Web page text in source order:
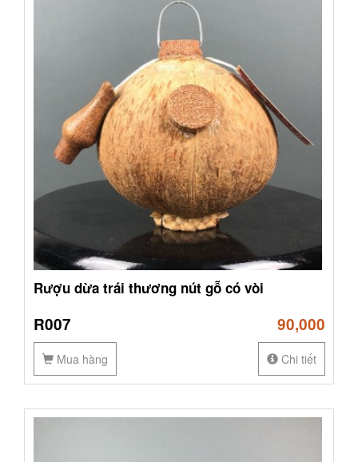
Rượu dừa trái thương nút gỗ có vòi
R007 90,000
Mua hàng Chi tiết